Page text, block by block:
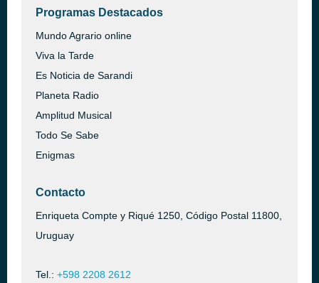
Programas Destacados
Mundo Agrario online
Viva la Tarde
Es Noticia de Sarandi
Planeta Radio
Amplitud Musical
Todo Se Sabe
Enigmas
Contacto
Enriqueta Compte y Riqué 1250, Código Postal 11800,
Uruguay
Tel.: +598 2208 2612